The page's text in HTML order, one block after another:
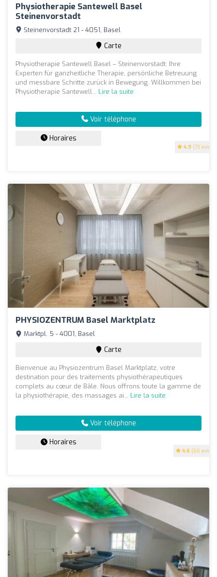
Physiotherapie Santewell Basel
Steinenvorstadt
4.9 (73 avis)
Steinenvorstadt 21 - 4051, Basel
Carte
Physiotherapie Santewell Basel – Steinenvorstadt: Ihre
Experten für ganzheitliche Therapie, persönliche Betreuung
und messbare Schritte zurück in Bewegung. Willkommen bei
Physiotherapie Santewell... Lire la suite
Voir téléphone
Horaires
PHYSIOZENTRUM Basel Marktplatz
4.6 (66 avis)
Marktpl. 5 - 4001, Basel
Carte
Bienvenue au Physiozentrum Basel Marktplatz, votre
destination pour des traitements physiothérapeutiques
complets au cœur de Bâle. Nous offrons toute la gamme de
la physiothérapie, des massages ai... Lire la suite
Voir téléphone
Horaires